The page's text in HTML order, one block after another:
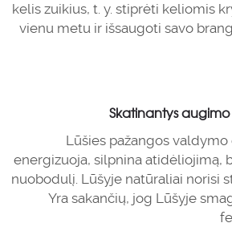
kelis zuikius, t. y. stiprėti keliomis
vienu metu ir išsaugoti savo
Skatinantys
Lūšies pažangos valdymo
energizuoja, silpnina atidėliojimą,
nuobodulį. Lūšyje natūraliai norisi
Yra sakančių, jog Lūšyje